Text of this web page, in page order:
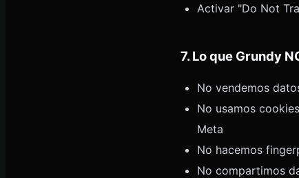
Activar "Do Not
7. Lo que Grundy
No vendemos
No usamos
Meta
No hacemos
No compartimos